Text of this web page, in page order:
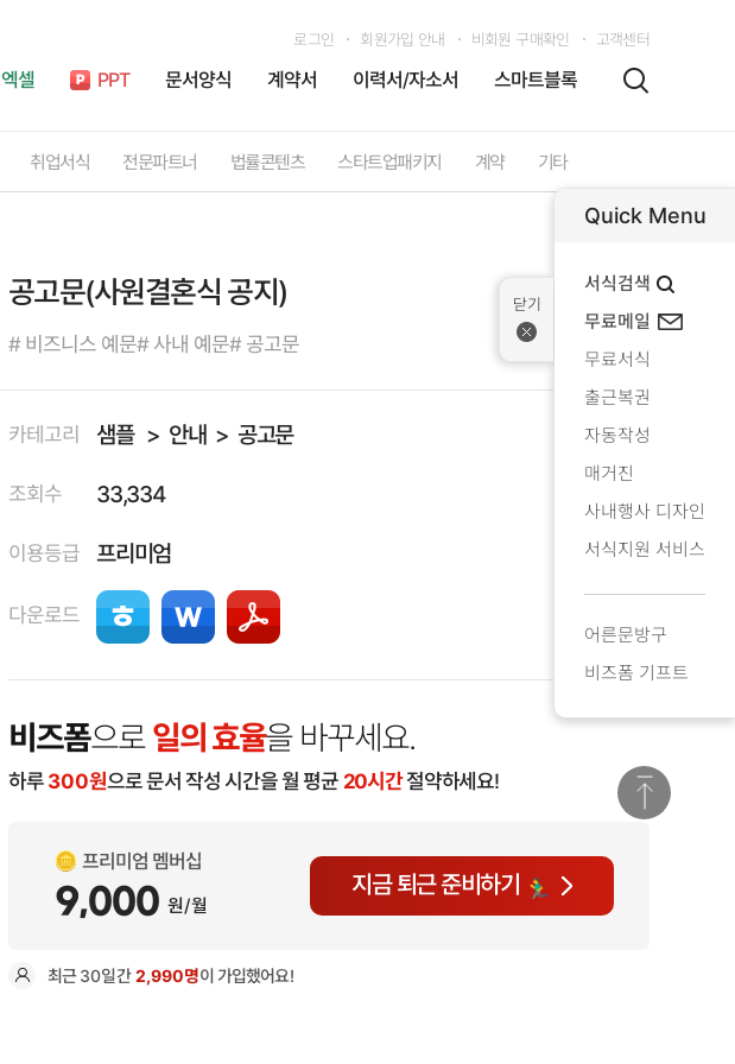
엑셀 PPT 문서양식 계약서 이력서/자소서 스마트블록
로그인 회원가입 안내 비회원 구매확인 고객센터
취업서식 전문파트너 법률콘텐츠 스타트업패키지 계약 기타
공고문(사원결혼식 공지)
# 비즈니스 예문# 사내 예문# 공고문
카테고리 샘플 안내 공고문
조회수 33,334
이용등급 프리미엄
다운로드
비즈폼으로일의 효율을 바꾸세요.
하루 300원으로 문서 작성 시간을 월 평균 20시간절약하세요!
프리미엄 멤버십
9,000 원/월
지금 퇴근 준비하기
최근30일간2,990명이 가입했어요!
Quick Menu
서식검색
무료메일
무료서식
출근복권
자동작성
매거진
사내행사 디자인
서식지원 서비스
어른문방구
비즈폼 기프트